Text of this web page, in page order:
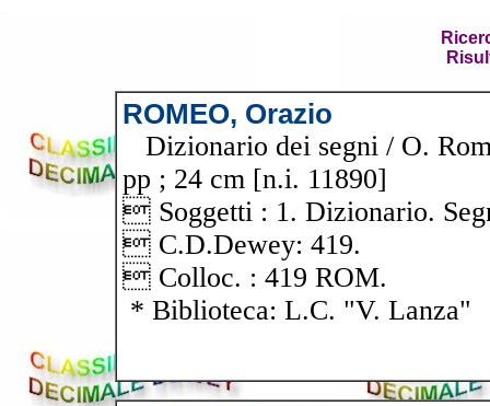
ROMEO, Orazio
Dizionario dei segni / O.
pp ; 24 cm [n.i. 11890]
 Soggetti : 1. Dizionario.
 C.D.Dewey: 419.
 Colloc. : 419 ROM.
* Biblioteca: L.C. "V. Lanza"